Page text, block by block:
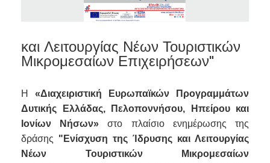
και Λειτουργίας Νέων Τουριστικών
Μικρομεσαίων Επιχειρήσεων"
Η «Διαχειριστική Ευρωπαϊκών Προγραμμάτων
Δυτικής Ελλάδας, Πελοποννήσου, Ηπείρου και
Ιονίων Νήσων» στο πλαίσιο ενημέρωσης της
δράσης "Ενίσχυση της Ίδρυσης και Λειτουργίας
Νέων Τουριστικών Μικρομεσαίων